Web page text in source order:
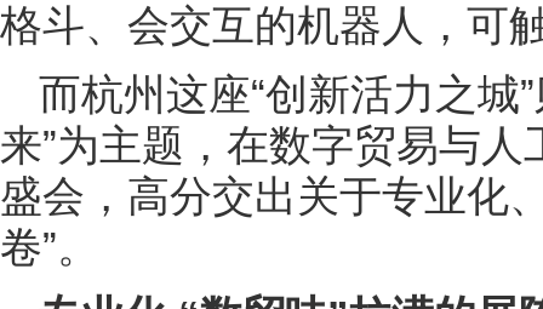
格斗、会交互的机器人，
而杭州这座“创新活力之城
来”为主题，在数字贸易与
盛会，高分交出关于专业化
卷”。